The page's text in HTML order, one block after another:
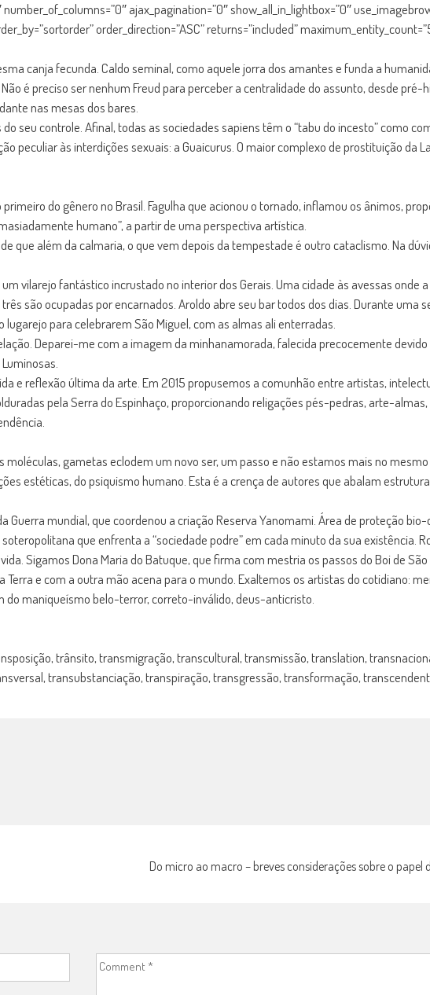
ajax_pagination=”0″ show_all_in_lightbox=”0″
order_direction=”ASC” returns=”included”
canja fecunda. Caldo seminal, como aquele jorra dos amantes e funda a
é preciso ser nenhum Freud para perceber a centralidade do assunto, desde pré-
nas mesas dos bares.
seu controle. Afinal, todas as sociedades sapiens têm o “tabu do incesto” como
peculiar às interdições sexuais: a Guaicurus. O maior complexo de prostituição da
do gênero no Brasil. Fagulha que acionou o tornado, inflamou os ânimos,
humano”, a partir de uma perspectiva artística.
que além da calmaria, o que vem depois da tempestade é outro cataclismo. Na
vilarejo fantástico incrustado no interior dos Gerais. Uma cidade às avessas onde
são ocupadas por encarnados. Aroldo abre seu bar todos dos dias. Durante uma
para celebrarem São Miguel, com as almas ali enterradas.
Deparei-me com a imagem da minhanamorada, falecida precocemente
e reflexão última da arte. Em 2015 propusemos a comunhão entre artistas,
pela Serra do Espinhaço, proporcionando religações pés-pedras, arte-
gametas eclodem um novo ser, um passo e não estamos mais no mesmo
estéticas, do psiquismo humano. Esta é a crença de autores que abalam
Guerra mundial, que coordenou a criação Reserva Yanomami. Área de proteção
que enfrenta a “sociedade podre” em cada minuto da sua existência.
Sigamos Dona Maria do Batuque, que firma com mestria os passos do Boi de São
e com a outra mão acena para o mundo. Exaltemos os artistas do cotidiano:
do maniqueísmo belo-terror, correto-inválido, deus-anticristo.
trânsito, transmigração, transcultural, transmissão, translation,
transubstanciação, transpiração, transgressão, transformação,
Do micro ao macro – breves considerações sobre o papel